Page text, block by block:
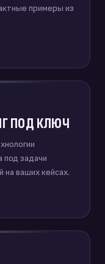
примеры из
ПОД КЛЮЧ
под задачи
на ваших кейсах.